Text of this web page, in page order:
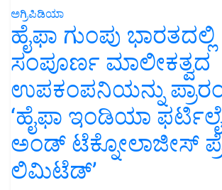
ಅಗ್ರಿಪಿಡಿಯಾ
ಹೈಫಾ ಗುಂಪು ಭಾರತದಲ್ಲಿ
ಸಂಪೂರ್ಣ ಮಾಲೀಕತ್ವದ
ಉಪಕಂಪನಿಯನ್ನು
‘ಹೈಫಾ ಇಂಡಿಯಾ
ಅಂಡ್ ಟೆಕ್ನೋಲಾಜೀಸ್
ಲಿಮಿಟೆಡ್’